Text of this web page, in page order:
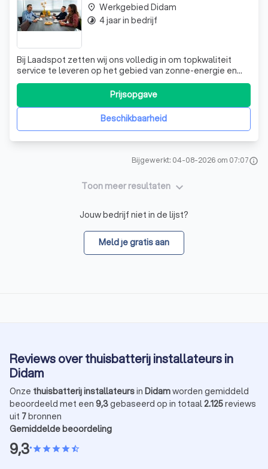
Bij Laadspot zetten wij ons volledig in om topkwaliteit
service te leveren op het gebied van zonne-energie en
laadoplossingen. Onze focus ligt op het bieden van snelle
installaties en efficiënte ondersteuning bij eventuele
storingen. Wij nemen uitgebreid de tijd om u alles te leren
over het systeem
Beschikbaarheid
Prijsopgave
place Werkgebied Didam
timelapse 4 jaar in bedrijf
Bijgewerkt: 04-08-2026 om 07:07info
Toon meer resultaten keyboard_arrow_down
Jouw bedrijf niet in de lijst?
Meld je gratis aan
Reviews over thuisbatterij installateurs in
Didam
Onze thuisbatterij installateursin Didamworden gemiddeld
beoordeeld met een 9,3gebaseerd op in totaal2.125reviews
uit 7bronnen
Gemiddelde beoordeling
9,3•starstarstarstarstar_half